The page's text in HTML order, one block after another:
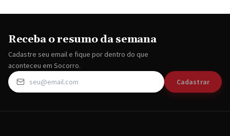
Receba o resumo da semana
Cadastre seu email e fique por dentro do que
aconteceu em Socorro.
Cadastrar